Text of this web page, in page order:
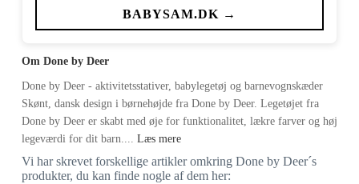
BABYSAM.DK →
Om Done by Deer
Done by Deer - aktivitetsstativer, babylegetøj og barnevognskæder
Skønt, dansk design i børnehøjde fra Done by Deer. Legetøjet fra
Done by Deer er skabt med øje for funktionalitet, lækre farver og høj
legeværdi for dit barn.... Læs mere
Vi har skrevet forskellige artikler omkring Done by Deer´s
produkter, du kan finde nogle af dem her: